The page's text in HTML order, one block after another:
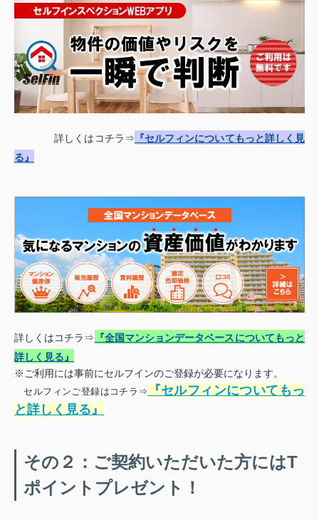
詳しくはコチラ⇒ 『セルフィンについてもっと詳しく見
る』
詳しくはコチラ⇒ 『全国マンションデータベースについてもっと
詳しく見る』
※ご利用には事前にセルフインのご登録が必要になります。
セルフィンご登録はコチラ⇒
『セルフィンについてもっ
と詳しく見る』
その２：ご契約いただいた方にはT
ポイントプレゼント！